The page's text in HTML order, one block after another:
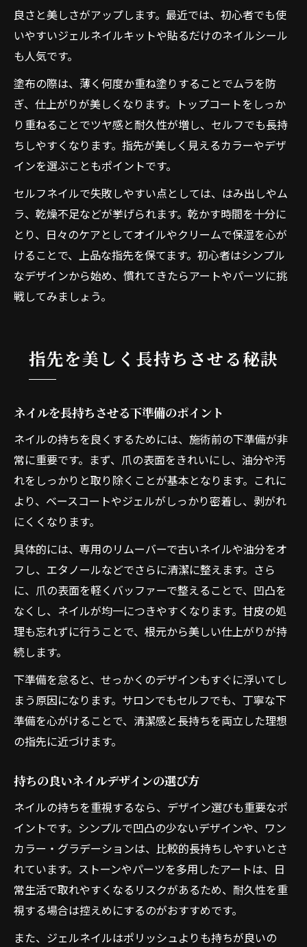
良さと美しさがアップします。最近では、初心者でも使
いやすいジェルネイルキットや貼るだけのネイルシール
も人気です。
塗布の際は、薄く何度か重ね塗りすることでムラを防
ぎ、仕上がりが美しくなります。トップコートをしっか
り重ねることでツヤ感と耐久性が増し、セルフでも長持
ちしやすくなります。指先が美しく見えるカラーやデザ
インを選ぶこともポイントです。
セルフネイルで失敗しやすい点としては、はみ出しやム
ラ、乾燥不足などが挙げられます。乾かす時間を十分に
とり、日々のケアとしてオイルやクリームで保湿を心が
けることで、上品な指先を保てます。初心者はシンプル
なデザインから始め、慣れてきたらアートやパーツに挑
戦してみましょう。
指先を美しく長持ちさせる秘訣
ネイルを長持ちさせる下準備のポイント
ネイルの持ちを良くするためには、施術前の下準備が非
常に重要です。まず、爪の表面をきれいにし、油分や汚
れをしっかりと取り除くことが基本となります。これに
より、ベースコートやジェルがしっかり密着し、剥がれ
にくくなります。
具体的には、専用のリムーバーで古いネイルや油分をオ
フし、エタノールなどでさらに清潔に整えます。さら
に、爪の表面を軽くバッファーで整えることで、凹凸を
なくし、ネイルが均一につきやすくなります。甘皮の処
理も忘れずに行うことで、根元から美しい仕上がりが持
続します。
下準備を怠ると、せっかくのデザインもすぐに浮いてし
まう原因になります。サロンでもセルフでも、丁寧な下
準備を心がけることで、清潔感と長持ちを両立した理想
の指先に近づけます。
持ちの良いネイルデザインの選び方
ネイルの持ちを重視するなら、デザイン選びも重要なポ
イントです。シンプルで凹凸の少ないデザインや、ワン
カラー・グラデーションは、比較的長持ちしやすいとさ
れています。ストーンやパーツを多用したアートは、日
常生活で取れやすくなるリスクがあるため、耐久性を重
視する場合は控えめにするのがおすすめです。
また、ジェルネイルはポリッシュよりも持ちが良いの